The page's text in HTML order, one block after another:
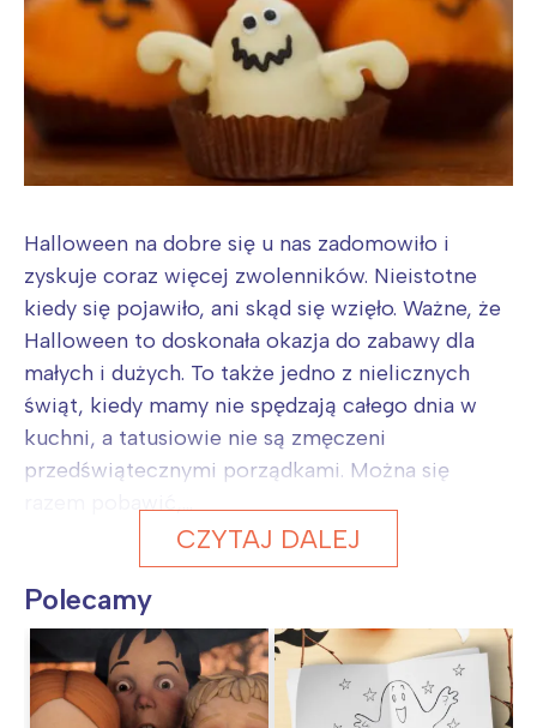
Halloween na dobre się u nas zadomowiło i
zyskuje coraz więcej zwolenników. Nieistotne
kiedy się pojawiło, ani skąd się wzięło. Ważne, że
Halloween to doskonała okazja do zabawy dla
małych i dużych. To także jedno z nielicznych
świąt, kiedy mamy nie spędzają całego dnia w
kuchni, a tatusiowie nie są zmęczeni
przedświątecznymi porządkami. Można się
CZYTAJ DALEJ
Polecamy